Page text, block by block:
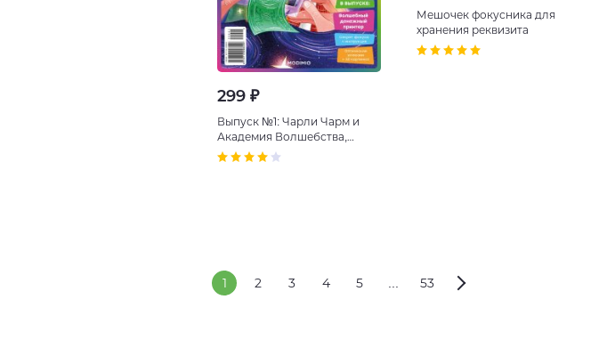
299 ₽
Выпуск №1: Чарли Чарм и
Академия Волшебства,
Бумага превратилась в
Мешочек фокусника для
хранения реквизита
1 2 3 4 5 ... 53